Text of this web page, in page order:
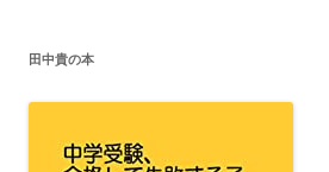
田中貴の本